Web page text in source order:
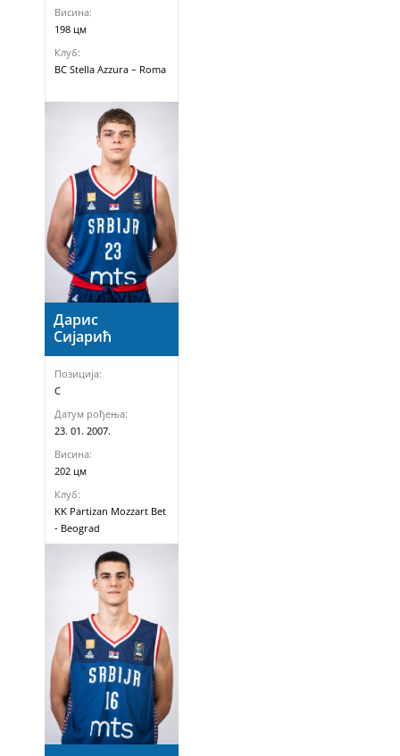
Висина:
198 цм
Клуб:
BC Stella Azzura – Roma
Дарис
Сијарић
Позиција:
C
Датум рођења:
23. 01. 2007.
Висина:
202 цм
Клуб:
KK Partizan Mozzart Bet
- Beograd